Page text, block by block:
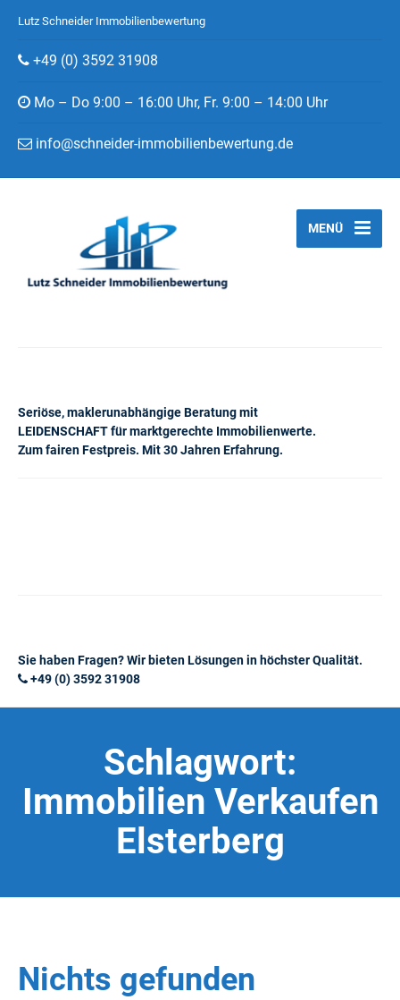
Lutz Schneider Immobilienbewertung
+49 (0) 3592 31908
Mo – Do 9:00 – 16:00 Uhr, Fr. 9:00 – 14:00 Uhr
info@schneider-immobilienbewertung.de
Seriöse, maklerunabhängige Beratung mit
LEIDENSCHAFT für marktgerechte Immobilienwerte.
Zum fairen Festpreis. Mit 30 Jahren Erfahrung.
MENÜ
Sie haben Fragen? Wir bieten Lösungen in höchster Qualität.
+49 (0) 3592 31908
Schlagwort:
Immobilien Verkaufen
Elsterberg
Nichts gefunden